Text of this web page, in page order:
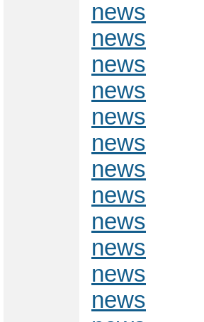
news
news
news
news
news
news
news
news
news
news
news
news